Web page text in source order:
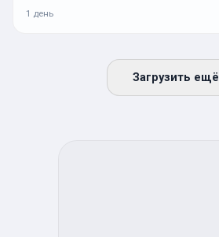
1 день
Загрузить ещё